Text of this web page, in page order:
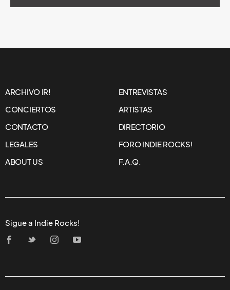
ARCHIVO IR!
ENTREVISTAS
CONCIERTOS
ARTISTAS
CONTACTO
DIRECTORIO
LEGALES
FORO INDIE ROCKS!
ABOUT US
F.A.Q.
Sigue a Indie Rocks!